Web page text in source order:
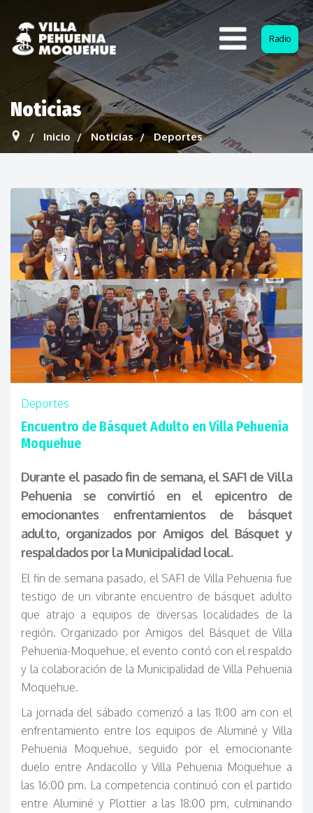
Radio
Noticias
Inicio Noticias Deportes
Deportes
Encuentro de Básquet Adulto en Villa Pehuenia
Moquehue
Durante el pasado fin de semana, el SAF1 de Villa
Pehuenia se convirtió en el epicentro de
emocionantes enfrentamientos de básquet
adulto, organizados por Amigos del Básquet y
respaldados por la Municipalidad local.
El fin de semana pasado, el SAF1 de Villa Pehuenia fue
testigo de un vibrante encuentro de básquet adulto
que atrajo a equipos de diversas localidades de la
región. Organizado por Amigos del Básquet de Villa
Pehuenia-Moquehue, el evento contó con el respaldo
y la colaboración de la Municipalidad de Villa Pehuenia
Moquehue.
La jornada del sábado comenzó a las 11:00 am con el
enfrentamiento entre los equipos de Aluminé y Villa
Pehuenia Moquehue, seguido por el emocionante
duelo entre Andacollo y Villa Pehuenia Moquehue a
las 16:00 pm. La competencia continuó con el partido
entre Aluminé y Plottier a las 18:00 pm, culminando